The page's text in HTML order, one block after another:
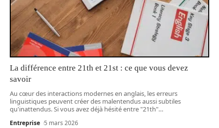
La différence entre 21th et 21st : ce que vous devez
savoir
Au cœur des interactions modernes en anglais, les erreurs
linguistiques peuvent créer des malentendus aussi subtiles
qu'inattendus. Si vous avez déjà hésité entre "21th"…
Entreprise 5 mars 2026